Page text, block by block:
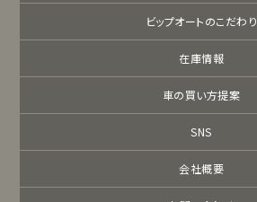
ビップオートのこだわり
在庫情報
車の買い方提案
SNS
会社概要